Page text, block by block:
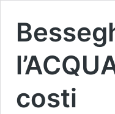
costi